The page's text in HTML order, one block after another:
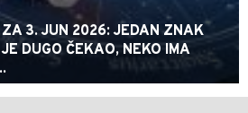
ZA 3. JUN 2026: JEDAN ZNAK
DUGO ČEKAO, NEKO IMA